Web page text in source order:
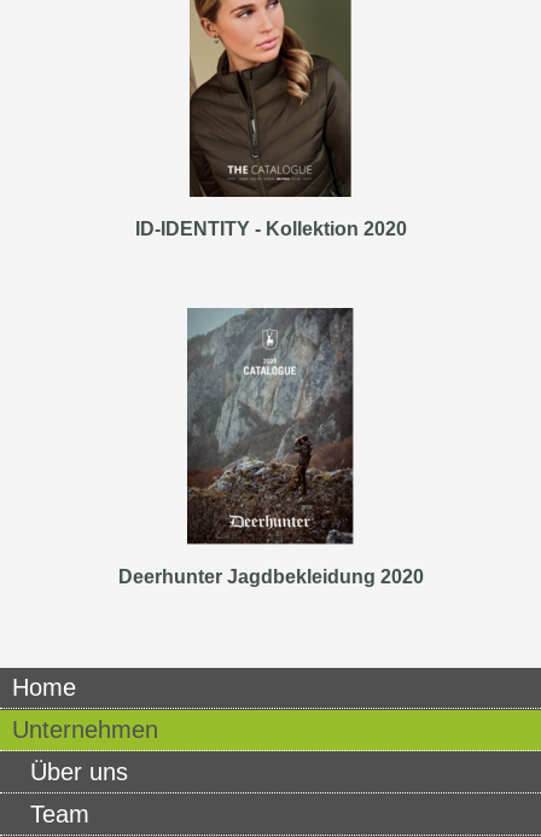
ID-IDENTITY - Kollektion 2020
Deerhunter Jagdbekleidung 2020
Home
Unternehmen
Über uns
Team